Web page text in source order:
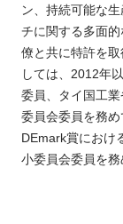
ン、持続可能な
チに関する多面
僚と共に特許を
しては、2012年
委員、タイ国工
委員会委員を務
DEmark賞におけ
小委員会委員を務